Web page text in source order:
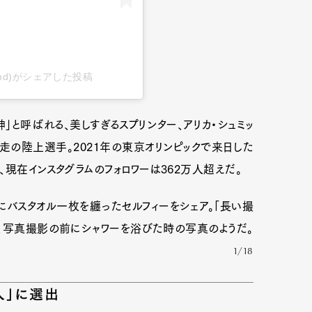
がシェアした投稿
呼ばれる、美しすぎるスプリンター、アリカ・シュミッ
の陸上選手。2021年の東京オリンピックで来日した
在インスタグラムのフォロワーは362万人超えだ。
バスタオル一枚を纏ったセルフィーをシェア。「長い撮
写真撮影の前にシャワーを浴びた時の写真のようだ。
1/18
に選出